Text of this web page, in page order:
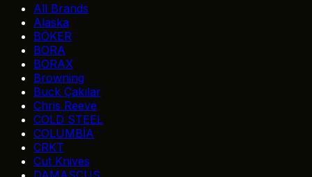
All Brands
Alaska
BÖKER
BORA
BORAX
Browning
Buck Çakılar
Chris Reeve
COLD STEEL
COLUMBİA
CRKT
Cut Knives